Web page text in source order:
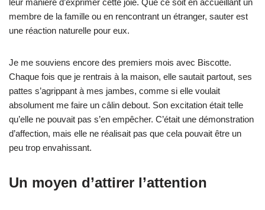
leur manière d’exprimer cette joie. Que ce soit en accueillant un
membre de la famille ou en rencontrant un étranger, sauter est
une réaction naturelle pour eux.
Je me souviens encore des premiers mois avec Biscotte.
Chaque fois que je rentrais à la maison, elle sautait partout, ses
pattes s’agrippant à mes jambes, comme si elle voulait
absolument me faire un câlin debout. Son excitation était telle
qu’elle ne pouvait pas s’en empêcher. C’était une démonstration
d’affection, mais elle ne réalisait pas que cela pouvait être un
peu trop envahissant.
Un moyen d’attirer l’attention